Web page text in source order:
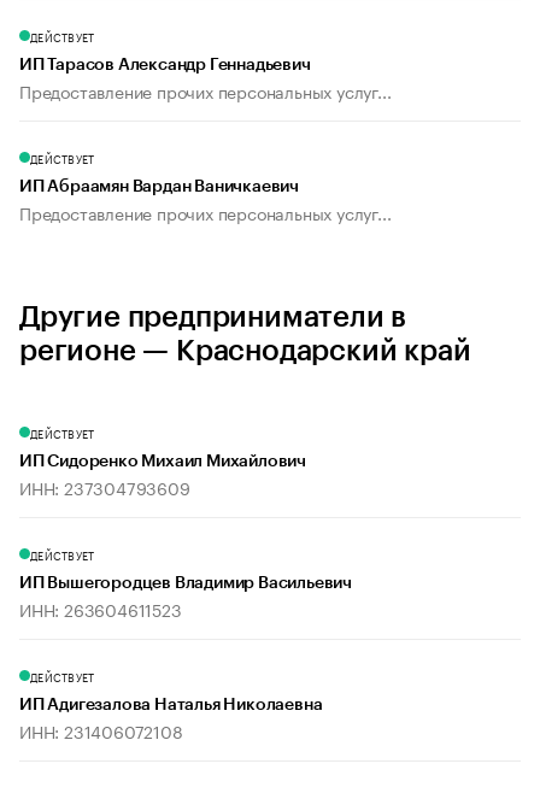
ДЕЙСТВУЕТ
ИП Тарасов Александр Геннадьевич
Предоставление прочих персональных услуг...
ДЕЙСТВУЕТ
ИП Абраамян Вардан Ваничкаевич
Предоставление прочих персональных услуг...
Другие предприниматели в
регионе — Краснодарский край
ДЕЙСТВУЕТ
ИП Сидоренко Михаил Михайлович
ИНН: 237304793609
ДЕЙСТВУЕТ
ИП Вышегородцев Владимир Васильевич
ИНН: 263604611523
ДЕЙСТВУЕТ
ИП Адигезалова Наталья Николаевна
ИНН: 231406072108